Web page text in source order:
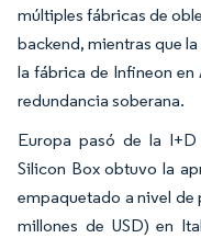
múltiples fábricas de
backend, mientras que
la fábrica de Infineon en
redundancia soberana.
Europa pasó de la
Silicon Box obtuvo la
empaquetado a nivel de
millones de USD) en